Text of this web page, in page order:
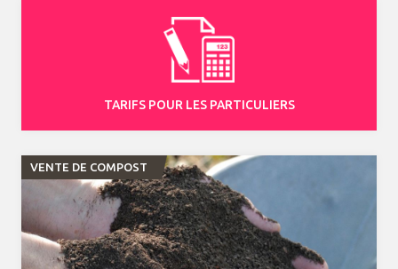
TARIFS POUR LES PARTICULIERS
VENTE DE COMPOST